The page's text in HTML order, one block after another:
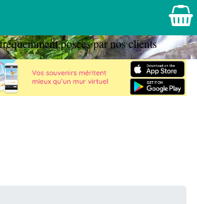
posées par nos clients